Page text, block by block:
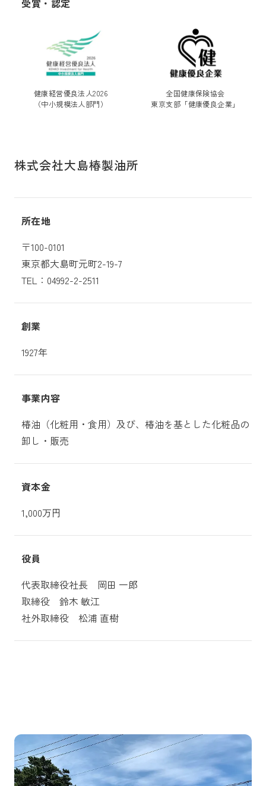
受賞・認定
健康経営優良法人2026
（中小規模法人部門）
全国健康保険協会
東京支部「健康優良企業」
株式会社大島椿製油所
所在地
〒100-0101
東京都大島町元町2-19-7
TEL：04992-2-2511
創業
1927年
事業内容
椿油（化粧用・食用）及び、椿油を基とした化粧品の
卸し・販売
資本金
1,000万円
役員
代表取締役社長 岡田 一郎
取締役 鈴木 敏江
社外取締役 松浦 直樹